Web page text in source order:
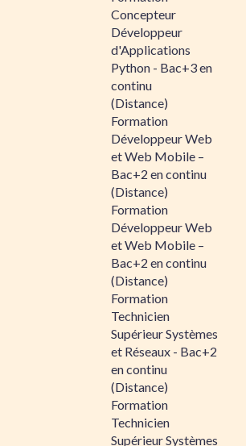
Concepteur
Développeur
d'Applications
Python - Bac+3 en
continu
(Distance)
Formation
Développeur Web
et Web Mobile –
Bac+2 en continu
(Distance)
Formation
Développeur Web
et Web Mobile –
Bac+2 en continu
(Distance)
Formation
Technicien
Supérieur Systèmes
et Réseaux - Bac+2
en continu
(Distance)
Formation
Technicien
Supérieur Systèmes